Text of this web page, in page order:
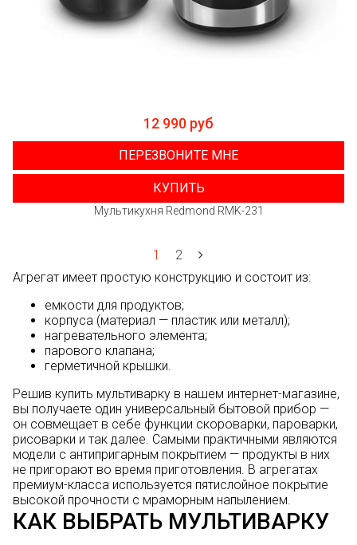
12 990 руб
ПЕРЕЗВОНИТЕ МНЕ
КУПИТЬ
Мультикухня Redmond RMK-231
1
2
Агрегат имеет простую конструкцию и состоит из:
емкости для продуктов;
корпуса (материал — пластик или металл);
нагревательного элемента;
парового клапана;
герметичной крышки.
Решив купить мультиварку в нашем интернет-магазине,
вы получаете один универсальный бытовой прибор —
он совмещает в себе функции скороварки, пароварки,
рисоварки и так далее. Самыми практичными являются
модели с антипригарным покрытием — продукты в них
не пригорают во время приготовления. В агрегатах
премиум-класса используется пятислойное покрытие
высокой прочности с мраморным напылением.
КАК ВЫБРАТЬ МУЛЬТИВАРКУ